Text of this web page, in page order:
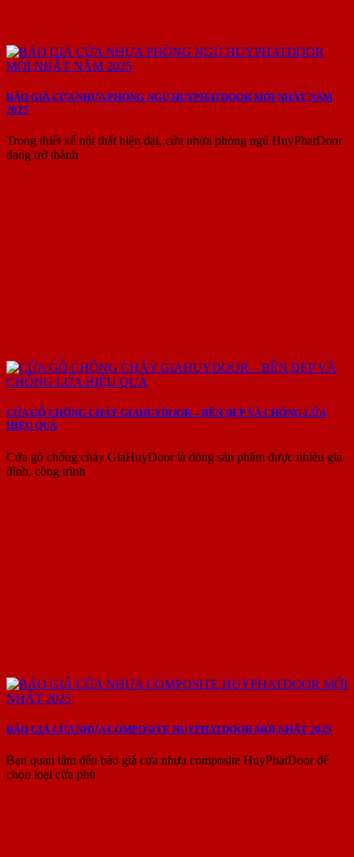
BÁO GIÁ CỬA NHỰA PHÒNG NGỦ HUYPHATDOOR MỚI NHẤT NĂM
2025
Trong thiết kế nội thất hiện đại, cửa nhựa phòng ngủ HuyPhatDoor
đang trở thành
CỬA GỖ CHỐNG CHÁY GIAHUYDOOR – BỀN ĐẸP VÀ CHỐNG LỬA
HIỆU QUẢ
Cửa gỗ chống cháy GiaHuyDoor là dòng sản phẩm được nhiều gia
đình, công trình
BÁO GIÁ CỬA NHỰA COMPOSITE HUYPHATDOOR MỚI NHẤT 2025
Bạn quan tâm đến báo giá cửa nhựa composite HuyPhatDoor để
chọn loại cửa phù